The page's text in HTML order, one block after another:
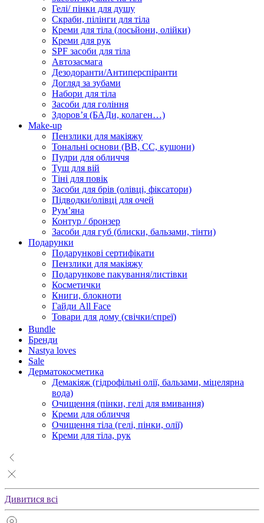
Гелі/ пінки для душу
Скраби, пілінги для тіла
Креми для тіла (лосьйони, олійки)
Креми для рук
SPF засоби для тіла
Автозасмага
Дезодоранти/Антиперспіранти
Догляд за зубами
Набори для тіла
Засоби для гоління
Здоровʼя (БАДи, колаген…)
Make-up
Пензлики для макіяжу
Тональні основи (BB, CC, кушони)
Пудри для обличчя
Туш для вій
Тіні для повік
Засоби для брів (олівці, фіксатори)
Підводки/олівці для очей
Румʼяна
Контур / бронзер
Засоби для губ (блиски, бальзами, тінти)
Подарунки
Подарункові сертифікати
Пензлики для макіяжу
Подарункове пакування/листівки
Косметички
Книги, блокноти
Гайди All Face
Товари для дому (свічки/спреї)
Bundle
Бренди
Nastya loves
Sale
Дерматокосметика
Демакіяж (гідрофільні олії, бальзами, міцелярна
вода)
Очищення (пінки, гелі для вмивання)
Креми для обличчя
Очищення тіла (гелі, пінки, олії)
Креми для тіла, рук
Дивитися всі